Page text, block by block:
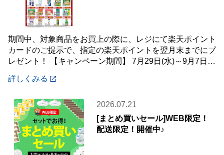
期間中、対象商品をお買上の際に、レジにて楽天ポイント
カードのご提示で、指定の楽天ポイントを翌月末までにプ
レゼント！ 【キャンペーン期間】 7月29日(水)～9月7日
詳しくみる
2026.07.21
[まとめ買いセール]WEB限定！
配送限定！開催中♪